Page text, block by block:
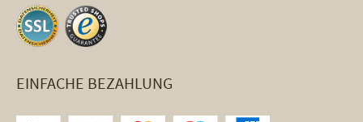
EINFACHE BEZAHLUNG